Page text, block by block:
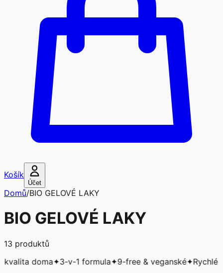
Košík
Účet
Domů/BIO GELOVÉ LAKY
BIO GELOVÉ LAKY
13 produktů
doma✦3-v-1 formula✦9-free & veganské✦Rychlé sušení